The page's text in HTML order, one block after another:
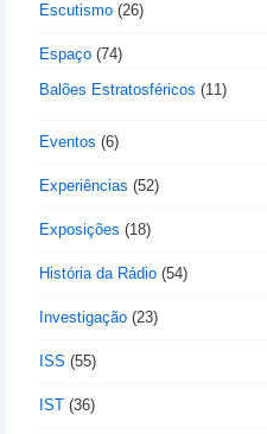
Escutismo (26)
Espaço (74)
Balões Estratosféricos (11)
Eventos (6)
Experiências (52)
Exposições (18)
História da Rádio (54)
Investigação (23)
ISS (55)
IST (36)